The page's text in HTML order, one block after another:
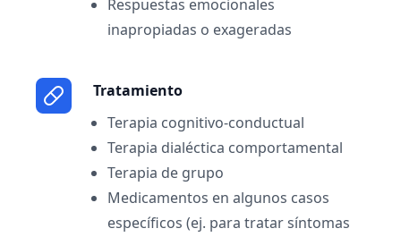
Respuestas emocionales
inapropiadas o exageradas
Tratamiento
Terapia cognitivo-conductual
Terapia dialéctica comportamental
Terapia de grupo
Medicamentos en algunos casos
específicos (ej. para tratar síntomas